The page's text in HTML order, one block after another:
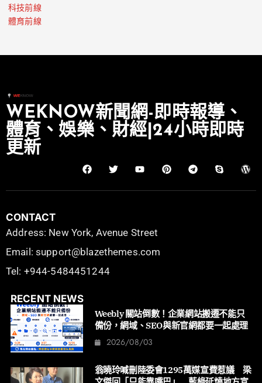
科技前線
體育前線
WEKNOW新聞網-即時報導、
體育、娛樂、財經|24小時即時
更新
CONTACT
Address: New York, Avenue Street
Email: support@blazethemes.com
Tel: +944-5484451244
RECENT NEWS
Weebly 關站倒數！企業網站搬遷不能只
備份，網域、SEO與新官網都要一起處理
2026/08/03
翁曉玲喊刪陸委會1295萬媒宣費惹議 梁